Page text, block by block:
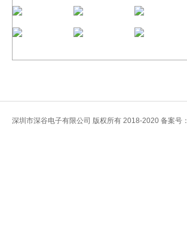
深圳市深谷电子有限公司 版权所有 2018-2020 备案号：